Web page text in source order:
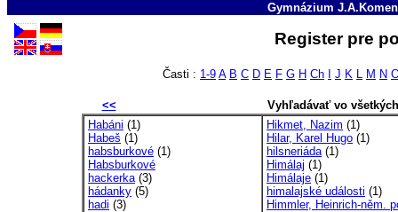
Gymnázium
Register pre
Časti : 1-9 A B C D E F G H Ch J K L M N
<<
Vyhľadávať vo
Habáni (1)
Habeš (1)
habsburkové (1)
Habsburkové
hackerka(3)
hádanky (5)
hadi (3)
Hikmet, Nazim (1)
Hilar, Karel Hugo (1)
hilsneriáda(1)
Himálaj (1)
Himálaje (1)
himalajské události (1)
Himmler, Heinrich-něm.